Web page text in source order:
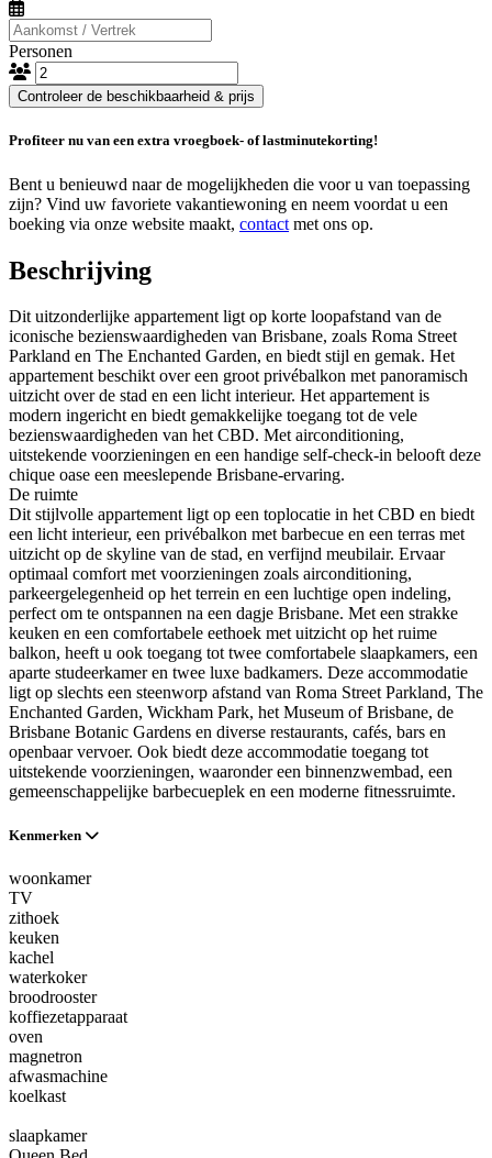
Personen
Controleer de beschikbaarheid & prijs
Profiteer nu van een extra vroegboek- of lastminutekorting!
Bent u benieuwd naar de mogelijkheden die voor u van toepassing
zijn? Vind uw favoriete vakantiewoning en neem voordat u een
boeking via onze website maakt, contact met ons op.
Beschrijving
Dit uitzonderlijke appartement ligt op korte loopafstand van de
iconische bezienswaardigheden van Brisbane, zoals Roma Street
Parkland en The Enchanted Garden, en biedt stijl en gemak. Het
appartement beschikt over een groot privébalkon met panoramisch
uitzicht over de stad en een licht interieur. Het appartement is
modern ingericht en biedt gemakkelijke toegang tot de vele
bezienswaardigheden van het CBD. Met airconditioning,
uitstekende voorzieningen en een handige self-check-in belooft deze
chique oase een meeslepende Brisbane-ervaring.
De ruimte
Dit stijlvolle appartement ligt op een toplocatie in het CBD en biedt
een licht interieur, een privébalkon met barbecue en een terras met
uitzicht op de skyline van de stad, en verfijnd meubilair. Ervaar
optimaal comfort met voorzieningen zoals airconditioning,
parkeergelegenheid op het terrein en een luchtige open indeling,
perfect om te ontspannen na een dagje Brisbane. Met een strakke
keuken en een comfortabele eethoek met uitzicht op het ruime
balkon, heeft u ook toegang tot twee comfortabele slaapkamers, een
aparte studeerkamer en twee luxe badkamers. Deze accommodatie
ligt op slechts een steenworp afstand van Roma Street Parkland, The
Enchanted Garden, Wickham Park, het Museum of Brisbane, de
Brisbane Botanic Gardens en diverse restaurants, cafés, bars en
openbaar vervoer. Ook biedt deze accommodatie toegang tot
uitstekende voorzieningen, waaronder een binnenzwembad, een
gemeenschappelijke barbecueplek en een moderne fitnessruimte.
Kenmerken
woonkamer
TV
zithoek
keuken
kachel
waterkoker
broodrooster
koffiezetapparaat
oven
magnetron
afwasmachine
koelkast
slaapkamer